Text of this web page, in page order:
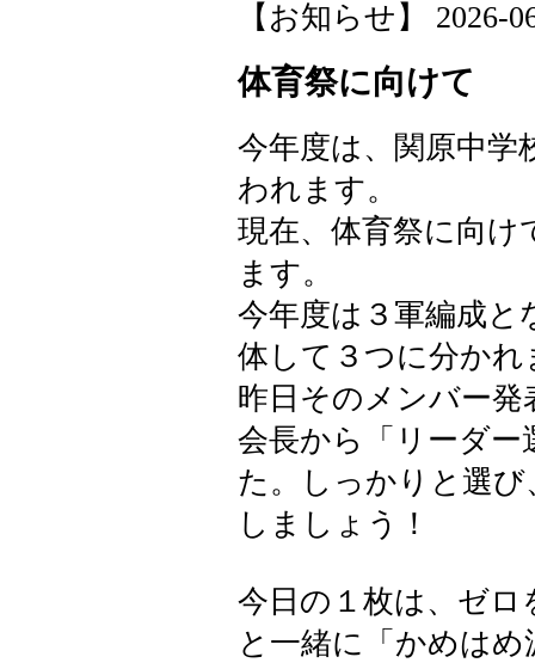
【お知らせ】 2026-
体育祭に向けて
今年度は、関原中学
われます。
現在、体育祭に向
ます。
今年度は３軍編成と
体して３つに分かれ
昨日そのメンバー発
会長から「リーダ
た。しっかりと選
しましょう！
今日の１枚は、ゼロ
と一緒に「かめは